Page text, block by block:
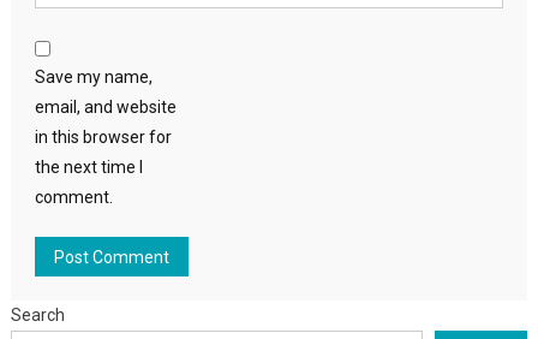
Save my name,
email, and website
in this browser for
the next time I
comment.
Search